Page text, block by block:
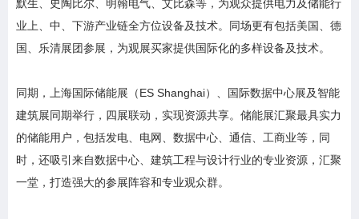
默生、史陶比尔、明翰电气、艾比森等，为观众提供电力及储能行
业上、中、下游产业链全方位设备及技术。同场更有包括美国、德
国、乐清展团参展，为观展买家提供国际化的多样设备及技术。
同期，上海国际储能展（ES Shanghai）、国际数据中心展及智能
建筑展同期举行，四展联动，实现资源共享。储能展汇聚最具实力
的储能用户，包括发电、电网、数据中心、通信、工商业等，同
时，还吸引来自数据中心、建筑工程与设计行业的专业资源，汇聚
一堂，打造强大的参展阵容和专业观众群。